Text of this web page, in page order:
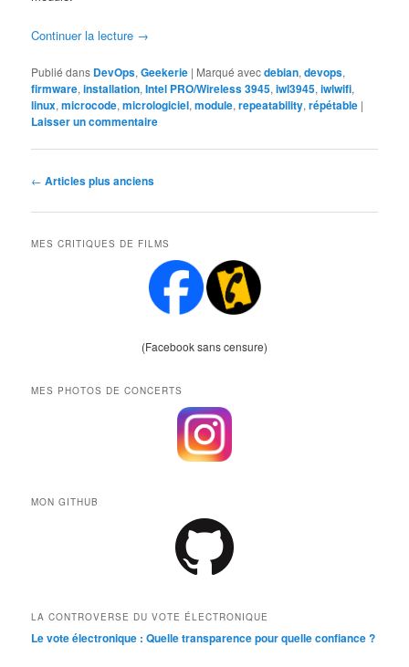
Continuer la lecture →
Publié dans DevOps,Geekerie | Marqué avecdebian,devops,
firmware,installation,Intel PRO/Wireless 3945,iwl3945,iwlwifi,
linux,microcode,micrologiciel,module,repeatability,répétable |
Laisser un commentaire
Navigation
articles
← Articles plus anciens
MES CRITIQUES DE FILMS
(Facebook sans censure)
MES PHOTOS DE CONCERTS
MON GITHUB
LA CONTROVERSE DU VOTE ÉLECTRONIQUE
Le vote électronique : Quelle transparence pour quelle confiance ?